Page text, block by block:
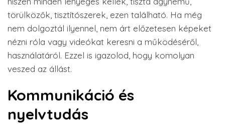
törülközők, tisztítószerek, ezen található. Ha még
nem dolgoztál ilyennel, nem árt előzetesen képeket
nézni róla vagy videókat keresni a működéséről,
használatáról. Ezzel is igazolod, hogy komolyan
veszed az állást.
Kommunikáció és
nyelvtudás